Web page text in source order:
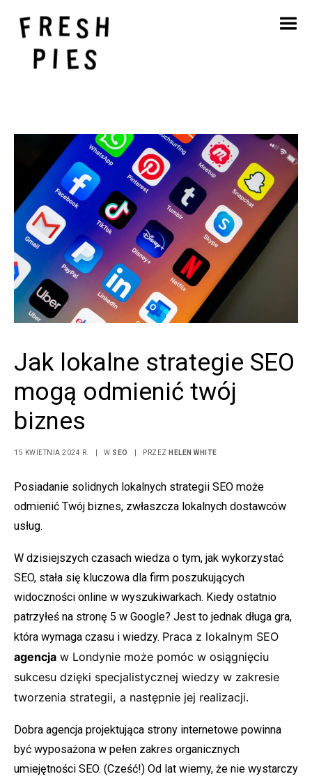
Strona główna
Kontakt
Jak lokalne strategie SEO
mogą odmienić twój
biznes
15 KWIETNIA 2024 R. W SEO PRZEZ HELEN WHITE
Posiadanie solidnych lokalnych strategii SEO może
odmienić Twój biznes, zwłaszcza lokalnych dostawców
usług.
W dzisiejszych czasach wiedza o tym, jak wykorzystać
SEO, stała się kluczowa dla firm poszukujących
widoczności online w wyszukiwarkach. Kiedy ostatnio
patrzyłeś na stronę 5 w Google? Jest to jednak długa gra,
która wymaga czasu i wiedzy. Praca z lokalnym SEO
agencja w Londynie może pomóc w osiągnięciu
sukcesu dzięki specjalistycznej wiedzy w zakresie
tworzenia strategii, a następnie jej realizacji.
Dobra agencja projektująca strony internetowe powinna
być wyposażona w pełen zakres organicznych
umiejętności SEO. (Cześć!) Od lat wiemy, że nie wystarczy